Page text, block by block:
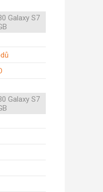
Galaxy S7
Galaxy S7